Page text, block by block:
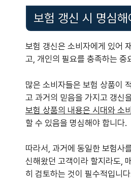
보험 갱신 시 명심
보험 갱신은 소비자에게 있어
고, 개인의 필요를 충족하는 중
많은 소비자들은 보험 상품이
고 과거의 믿음을 가지고 갱신
보험 상품의 내용은 시대와 소
할 수 있음을 명심해야 합니다.
따라서, 과거에 동일한 보험사
신해왔던 고객이라 할지라도,
히 검토하는 것이 필수적입니